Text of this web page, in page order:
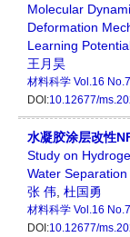
Molecular
Deformation
Learning
王月昊
材料科学 Vol.16 No.7
DOI:10.12677/
水凝胶涂层改性
Study on
Water Separation
张 伟 杜国勇
材料科学 Vol.16 No.7
DOI:10.12677/